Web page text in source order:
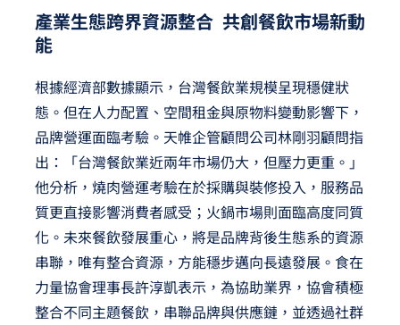
產業生態跨界資源整合 共創餐飲市場新動
能
根據經濟部數據顯示，台灣餐飲業規模呈現穩健狀
態。但在人力配置、空間租金與原物料變動影響下，
品牌營運面臨考驗。天帷企管顧問公司林剛羽顧問指
出：「台灣餐飲業近兩年市場仍大，但壓力更重。」
他分析，燒肉營運考驗在於採購與裝修投入，服務品
質更直接影響消費者感受；火鍋市場則面臨高度同質
化。未來餐飲發展重心，將是品牌背後生態系的資源
串聯，唯有整合資源，方能穩步邁向長遠發展。食在
力量協會理事長許淳凱表示，為協助業界，協會積極
整合不同主題餐飲，串聯品牌與供應鏈，並透過社群